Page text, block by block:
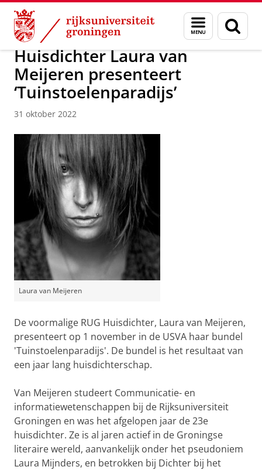
Skip
Content
Skip
Navigation
Menu
en
zoeken
Over ons Actueel Nieuws Nieuwsberichten
Huisdichter Laura van
Meijeren presenteert
‘Tuinstoelenparadijs’
31 oktober 2022
Laura van Meijeren
De voormalige RUG Huisdichter, Laura van Meijeren,
presenteert op 1 november in de USVA haar bundel
'Tuinstoelenparadijs'. De bundel is het resultaat van
een jaar lang huisdichterschap.
Van Meijeren studeert Communicatie- en
informatiewetenschappen bij de Rijksuniversiteit
Groningen en was het afgelopen jaar de 23e
huisdichter. Ze is al jaren actief in de Groningse
literaire wereld, aanvankelijk onder het pseudoniem
Laura Mijnders, en betrokken bij Dichter bij het